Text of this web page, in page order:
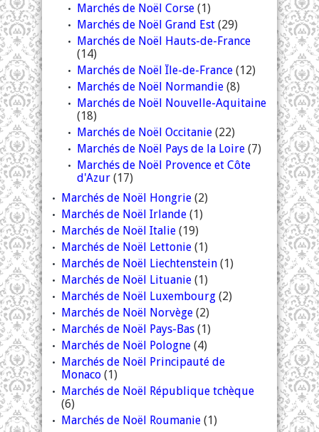
Marchés de Noël Corse (1)
Marchés de Noël Grand Est (29)
Marchés de Noël Hauts-de-France
(14)
Marchés de Noël Île-de-France (12)
Marchés de Noël Normandie (8)
Marchés de Noël Nouvelle-Aquitaine
(18)
Marchés de Noël Occitanie (22)
Marchés de Noël Pays de la Loire (7)
Marchés de Noël Provence et Côte
d'Azur (17)
Marchés de Noël Hongrie (2)
Marchés de Noël Irlande (1)
Marchés de Noël Italie (19)
Marchés de Noël Lettonie (1)
Marchés de Noël Liechtenstein (1)
Marchés de Noël Lituanie (1)
Marchés de Noël Luxembourg (2)
Marchés de Noël Norvège (2)
Marchés de Noël Pays-Bas (1)
Marchés de Noël Pologne (4)
Marchés de Noël Principauté de
Monaco (1)
Marchés de Noël République tchèque
(6)
Marchés de Noël Roumanie (1)